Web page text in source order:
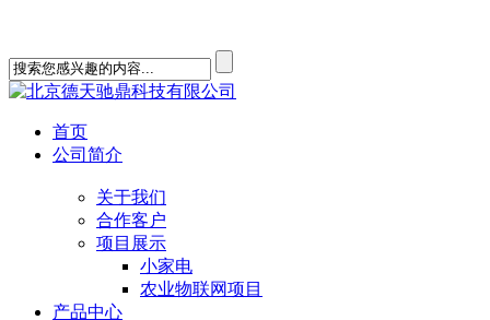
首页
公司简介
关于我们
合作客户
项目展示
小家电
农业物联网项目
产品中心